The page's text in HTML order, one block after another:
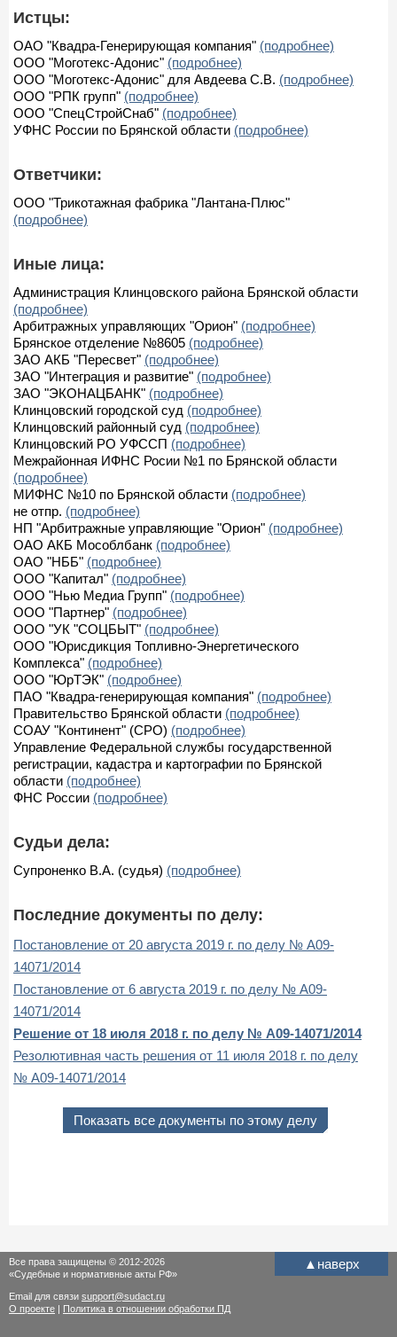
Истцы:
ОАО "Квадра-Генерирующая компания" (подробнее)
ООО "Моготекс-Адонис" (подробнее)
ООО "Моготекс-Адонис" для Авдеева С.В. (подробнее)
ООО "РПК групп" (подробнее)
ООО "СпецСтройСнаб" (подробнее)
УФНС России по Брянской области (подробнее)
Ответчики:
ООО "Трикотажная фабрика "Лантана-Плюс"
(подробнее)
Иные лица:
Администрация Клинцовского района Брянской области
(подробнее)
Арбитражных управляющих "Орион" (подробнее)
Брянское отделение №8605 (подробнее)
ЗАО АКБ "Пересвет" (подробнее)
ЗАО "Интеграция и развитие" (подробнее)
ЗАО "ЭКОНАЦБАНК" (подробнее)
Клинцовский городской суд (подробнее)
Клинцовский районный суд (подробнее)
Клинцовский РО УФССП (подробнее)
Межрайонная ИФНС Росии №1 по Брянской области
(подробнее)
МИФНС №10 по Брянской области (подробнее)
не отпр. (подробнее)
НП "Арбитражные управляющие "Орион" (подробнее)
ОАО АКБ Мособлбанк (подробнее)
ОАО "НББ" (подробнее)
ООО "Капитал" (подробнее)
ООО "Нью Медиа Групп" (подробнее)
ООО "Партнер" (подробнее)
ООО "УК "СОЦБЫТ" (подробнее)
ООО "Юрисдикция Топливно-Энергетического
Комплекса" (подробнее)
ООО "ЮрТЭК" (подробнее)
ПАО "Квадра-генерирующая компания" (подробнее)
Правительство Брянской области (подробнее)
СОАУ "Континент" (СРО) (подробнее)
Управление Федеральной службы государственной
регистрации, кадастра и картографии по Брянской
области (подробнее)
ФНС России (подробнее)
Судьи дела:
Супроненко В.А. (судья) (подробнее)
Последние документы по делу:
Постановление от 20 августа 2019 г. по делу № А09-
14071/2014
Постановление от 6 августа 2019 г. по делу № А09-
14071/2014
Решение от 18 июля 2018 г. по делу № А09-14071/2014
Резолютивная часть решения от 11 июля 2018 г. по делу
№ А09-14071/2014
Показать все документы по этому делу
▲ наверх
Все права защищены © 2012-2026
«Судебные и нормативные акты РФ»
Email для связи support@sudact.ru
О проекте | Политика в отношении обработки ПД